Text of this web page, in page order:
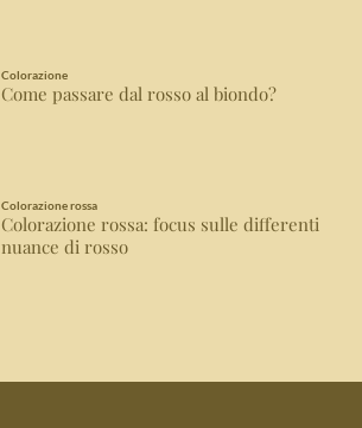
Colorazione
Come passare dal rosso al biondo?
Colorazione rossa
Colorazione rossa: focus sulle differenti
nuance di rosso